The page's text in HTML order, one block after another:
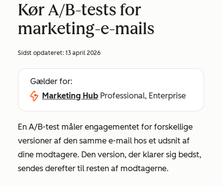
Kør A/B-tests for
marketing-e-mails
Sidst opdateret: 13 april 2026
Gælder for:
Marketing Hub Professional, Enterprise
En A/B-test måler engagementet for forskellige
versioner af den samme e-mail hos et udsnit af
dine modtagere. Den version, der klarer sig bedst,
sendes derefter til resten af modtagerne.